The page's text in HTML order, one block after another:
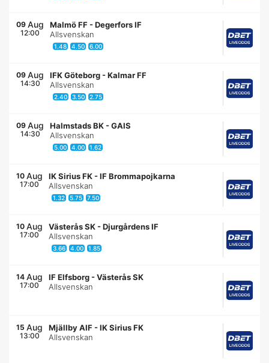
09 Aug
12:00
Malmö FF -Degerfors IF
Allsvenskan
1.48 4.50 6.00
09 Aug
14:30
IFK Göteborg -Kalmar FF
Allsvenskan
2.40 3.50 2.75
09 Aug
14:30
Halmstads BK -GAIS
Allsvenskan
5.00 4.00 1.62
10 Aug
17:00
IK Sirius FK -IF Brommapojkarna
Allsvenskan
1.32 5.75 7.50
10 Aug
17:00
Västerås SK -Djurgårdens IF
Allsvenskan
3.66 4.00 1.85
14 Aug
17:00
IF Elfsborg -Västerås SK
Allsvenskan
15 Aug
13:00
Mjällby AIF -IK Sirius FK
Allsvenskan